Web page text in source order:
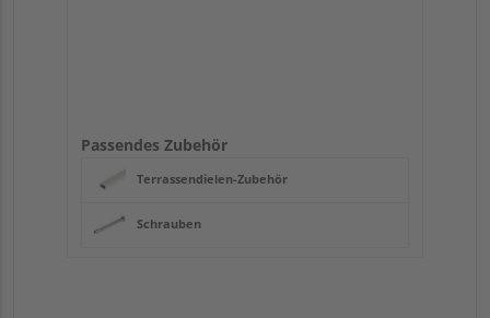
Passendes Zubehör
Terrassendielen-Zubehör
Schrauben